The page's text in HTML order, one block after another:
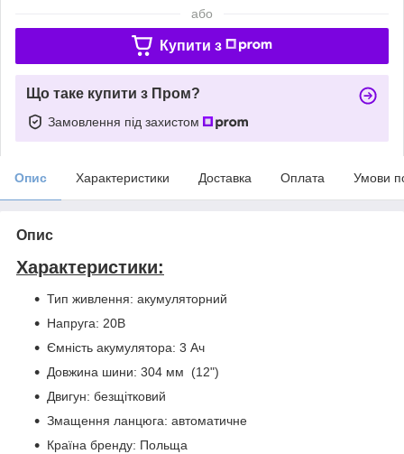
або
Купити з
Що таке купити з Пром?
Замовлення під захистом
Опис Характеристики Доставка Оплата Умови
Опис
Характеристики:
Тип живлення: акумуляторний
Напруга: 20В
Ємність акумулятора: 3 Ач
Довжина шини: 304 мм (12")
Двигун: безщітковий
Змащення ланцюга: автоматичне
Країна бренду: Польща